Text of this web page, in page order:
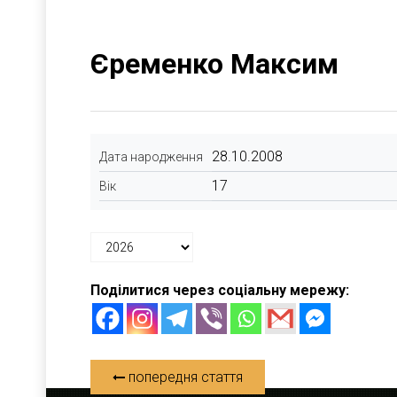
Єременко Максим
Дата народження 28.10.2008
Вік 17
Поділитися через соціальну мережу:
попередня стаття